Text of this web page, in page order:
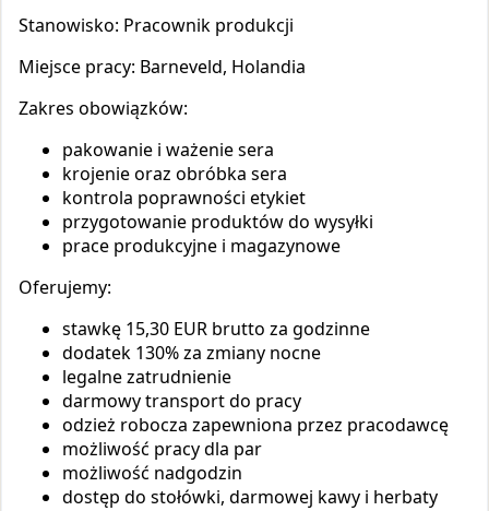
Stanowisko: Pracownik produkcji
Miejsce pracy: Barneveld, Holandia
Zakres obowiązków:
pakowanie i ważenie sera
krojenie oraz obróbka sera
kontrola poprawności etykiet
przygotowanie produktów do wysyłki
prace produkcyjne i magazynowe
Oferujemy:
stawkę 15,30 EUR brutto za godzinne
dodatek 130% za zmiany nocne
legalne zatrudnienie
darmowy transport do pracy
odzież robocza zapewniona przez pracodawcę
możliwość pracy dla par
możliwość nadgodzin
dostęp do stołówki, darmowej kawy i herbaty